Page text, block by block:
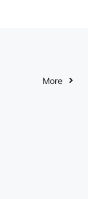
More